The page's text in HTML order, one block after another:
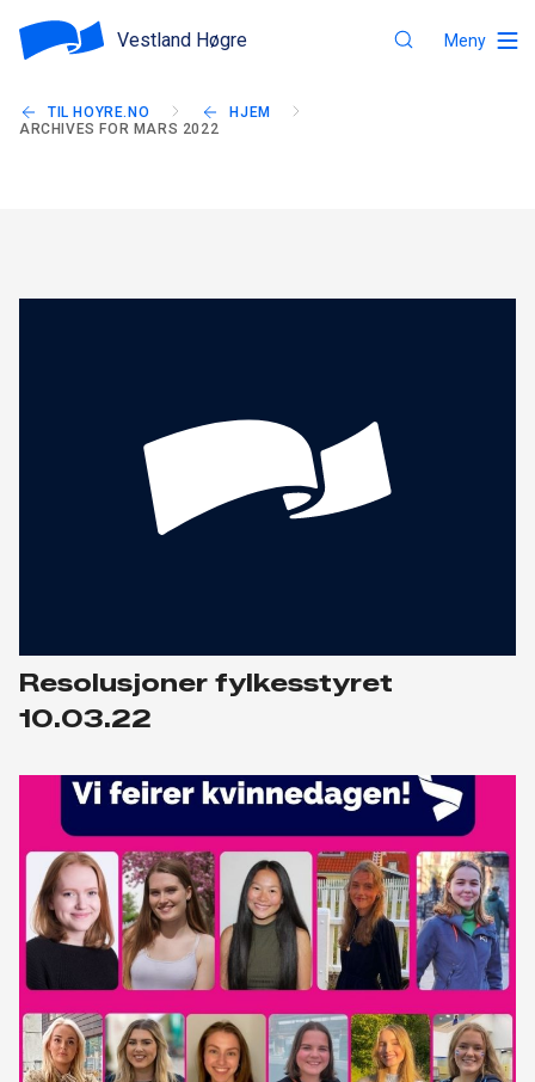
Vestland Høgre Meny
TIL HOYRE.NO
HJEM
ARCHIVES FOR MARS 2022
Resolusjoner fylkesstyret
10.03.22